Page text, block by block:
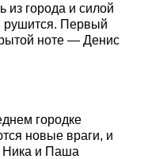
из города и силой
рушится. Первый
ноте — Денис
городке
новые враги, и
Ника и Паша